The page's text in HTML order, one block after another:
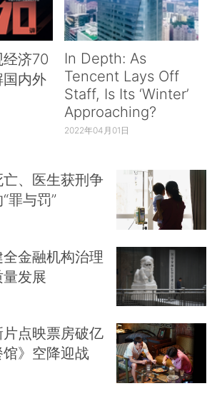
济70
内外
In Depth: As
Tencent Lays Off
Staff, Is Its ‘Winter’
Approaching?
2022年04月01日
、医生获刑争
罪与罚”
金融机构治理
发展
点映票房破亿
馆》空降迎战